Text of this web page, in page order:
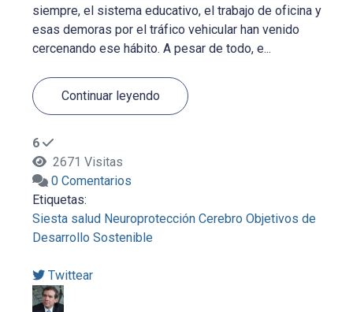
siempre, el sistema educativo, el trabajo de oficina y
esas demoras por el tráfico vehicular han venido
cercenando ese hábito. A pesar de todo, e...
Continuar leyendo
6
2671 Visitas
0 Comentarios
Etiquetas:
Siesta salud Neuroprotección Cerebro Objetivos de
Desarrollo Sostenible
Twittear